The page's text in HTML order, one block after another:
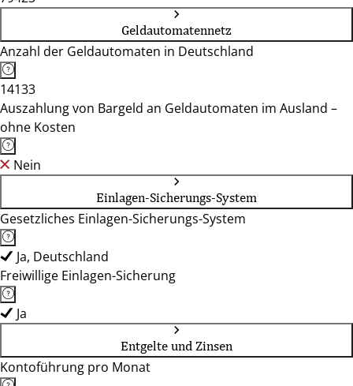
Geldautomatennetz
Anzahl der Geldautomaten in Deutschland
14133
Auszahlung von Bargeld an Geldautomaten im Ausland –
ohne Kosten
Nein
Einlagen-Sicherungs-System
Gesetzliches Einlagen-Sicherungs-System
Ja, Deutschland
Freiwillige Einlagen-Sicherung
Ja
Entgelte und Zinsen
Kontoführung pro Monat